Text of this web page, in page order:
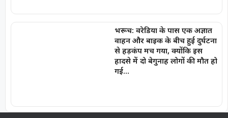
भरूच: वरेडिया के पास एक अज्ञात
वाहन और बाइक के बीच हुई दुर्घटना
से हड़कंप मच गया, क्योंकि इस
हादसे में दो बेगुनाह लोगों की मौत हो
गई…